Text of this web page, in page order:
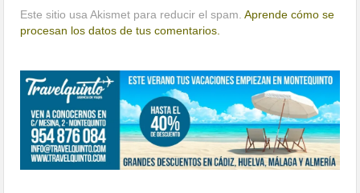
Este sitio usa Akismet para reducir el spam.Aprende cómo se
procesan los datos de tus comentarios.